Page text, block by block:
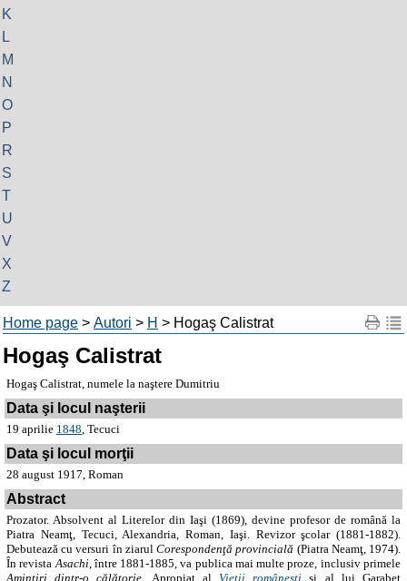
K
L
M
N
O
P
R
S
T
U
V
X
Z
Home page > Autori > H > Hogaş Calistrat
Hogaş Calistrat
Hogaş Calistrat, numele la naştere Dumitriu
Data şi locul naşterii
19 aprilie 1848, Tecuci
Data şi locul morţii
28 august 1917, Roman
Abstract
Prozator. Absolvent al Literelor din Iaşi (1869), devine profesor de română la
Piatra Neamţ, Tecuci, Alexandria, Roman, Iaşi. Revizor şcolar (1881-1882).
Debutează cu versuri în ziarulCorespondenţă provincială (Piatra Neamţ, 1974).
În revistaAsachi, între 1881-1885, va publica mai multe proze, inclusiv primele
Amintiri dintr-o călătorie . Apropiat alVieţii româneşti şi al lui Garabet